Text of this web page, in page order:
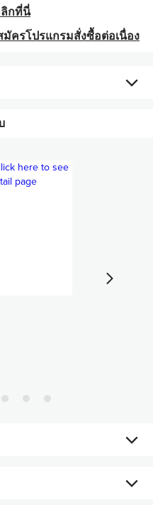
กที่นี่
มัครโปรแกรมสั่งซื้อต่อเนื่อง
ำนวน 1 เครื่อง
น
นเซอร์ - สูตรผิวธรรมดาถึง